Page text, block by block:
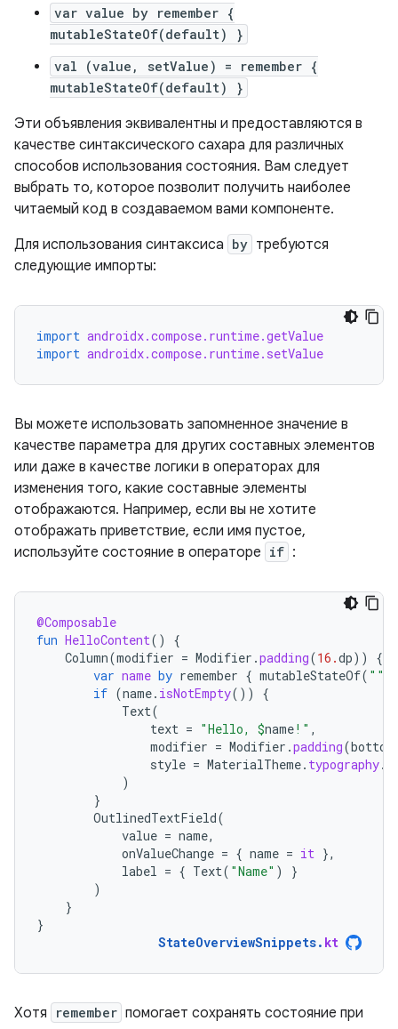
var value by remember {
mutableStateOf(default) }
val (value, setValue) = remember {
mutableStateOf(default) }
Эти объявления эквивалентны и предоставляются в
качестве синтаксического сахара для различных
способов использования состояния. Вам следует
выбрать то, которое позволит получить наиболее
читаемый код в создаваемом вами компоненте.
Для использования синтаксиса by требуются
следующие импорты:
import androidx.compose.runtime.getValue
import androidx.compose.runtime.setValue
Вы можете использовать запомненное значение в
качестве параметра для других составных элементов
или даже в качестве логики в операторах для
изменения того, какие составные элементы
отображаются. Например, если вы не хотите
отображать приветствие, если имя пустое,
используйте состояние в операторе if :
@Composable
fun HelloContent()
{
Column(modifier = Modifier .padding(16.dp))
{
var name by remember { mutableStateOf( ""
if (name. isNotEmpty())
{
Text(
text = "Hello, $name!" ,
modifier = Modifier .padding(bottom
style = MaterialTheme. typography.
)
}
OutlinedTextField(
value = name,
onValueChange = { name = it },
label = { Text( "Name" )
}
)
}
}
StateOverviewSnippets. kt
Хотя remember помогает сохранять состояние при